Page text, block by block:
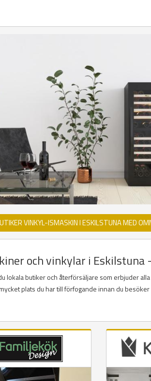
VINKYL-ISMASKIN I ESKILSTUNA MED
och vinkylar i Eskilstuna
lokala butiker och återförsäljare som erbjuder
plats du har till förfogande innan du